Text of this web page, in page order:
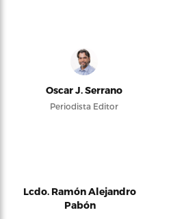
Oscar J. Serrano
Periodista Editor
Lcdo. Ramón Alejandro
Pabón